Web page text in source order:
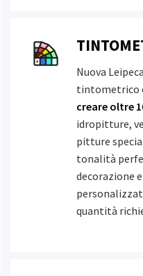
Nuova
tintometrico
creare oltre
idropitture,
pitture
tonalità
decorazione
quantità
Giardinaggio
Membrapol
Mottura
Naici